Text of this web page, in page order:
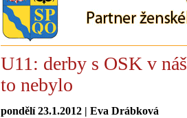
U11: derby s OSK v
to nebylo
pondělí 23.1.2012 | Eva Drábková